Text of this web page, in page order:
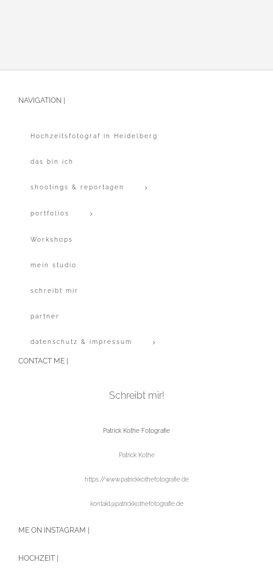
NAVIGATION |
Hochzeitsfotograf in Heidelberg
das bin ich
shootings & reportagen
portfolios
Workshops
mein studio
schreibt mir
partner
datenschutz & impressum
CONTACT ME |
Schreibt mir!
Patrick Kothe Fotografie
Patrick Kothe
https://www.patrickkothefotografie.de
kontakt@patrickkothefotografie.de
ME ON INSTAGRAM |
HOCHZEIT |